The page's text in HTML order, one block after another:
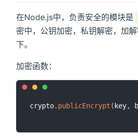
在Node.js中，负责安全的模块是
密中，公钥加密，私钥解密，加
下。
加密函数：
crypto. publicEncrypt ( key,